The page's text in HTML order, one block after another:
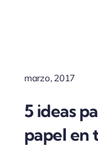
marzo, 2017
5 ideas
papel en